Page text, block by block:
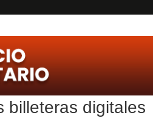
billeteras digitales